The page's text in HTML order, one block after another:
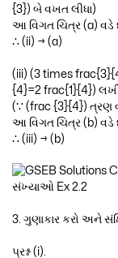
{3}) બે વખત લીધા)
આ વિગત ચિત્ર (a) વડે
∴ (ii) → (a)
(iii) (3 times
{4}=2 frac{1}{4})
(∵ (frac {3}{4}) ત્રણ
આ વિગત ચિત્ર (b) વડે
∴ (iii) → (b)
3. ગુણાકાર કરો અને
પ્રશ્ન (i).